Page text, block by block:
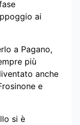
ai
a Pagano,
più
anche
e
si è